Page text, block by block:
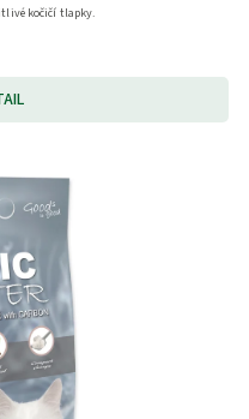
kočičí tlapky.